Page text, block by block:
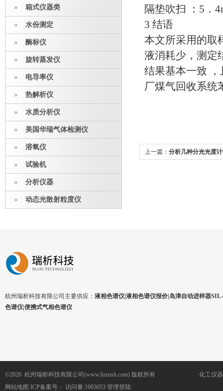
箱式仪器类
水份测定
酶标仪
旋转蒸发仪
电导率仪
热解析仪
水质分析仪
美国华瑞气体检测仪
溶氧仪
试验机
分析仪器
动态光散射粒度仪
隔垫吹扫 ：5．
3 结语
本文所采用的取
液消耗少，测定
结果基本一致
厂煤气回收系统
上一篇： 分析几种分光光度
杭州瑞析科技有限公司主要供应： 液相色谱仪|液相色谱仪报价|岛津自动进样器
色谱仪|便携式气相色谱仪
©2026 杭州瑞析科技有限公司(www.hzrush.com) 版权所有
网站地图 ICP备案号： 访问量:1003053 管理登陆
化工仪